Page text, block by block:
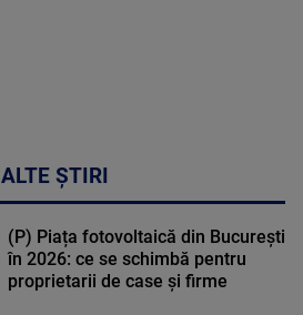
ALTE ȘTIRI
(P) Piața fotovoltaică din București
în 2026: ce se schimbă pentru
proprietarii de case și firme